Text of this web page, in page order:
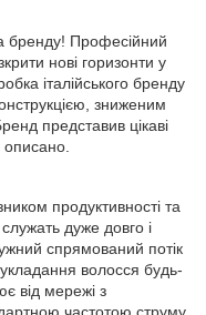
бренду! Професійний
нові горизонти у
італійського бренду
зниженим
представив цікаві
описано.
продуктивності та
дуже довго і
спрямований потік
волосся будь-
від мережі з
частотою струму